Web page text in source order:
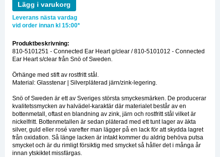
Lägg i varukorg
Leverans nästa vardag
vid order innan kl 15:00*
Produktbeskrivning:
810-5101251 - Connected Ear Heart g/clear / 810-5101012 - Connected
Ear Heart s/clear från Snö of Sweden.
Örhänge med stift av rostfritt stål.
Material: Glasstenar | Silverpläterad järn/zink-legering.
Snö of Sweden är ett av Sveriges största smyckesmärken. De producerar
kvalitetssmycken av halvädel-karaktär där materialet består av en
bottenmetall, oftast en blandning av zink, järn och rostfritt stål vilket är
nickelfritt. Bottenmetallen är sedan pläterad med ett tunt lager av äkta
silver, guld eller rosé varefter man lägger på en lack för att skydda lagret
från oxidation. Så länge lacken är intakt kommer du aldrig behöva putsa
smycket och är du rimligt försiktig med smycket så håller det i många år
innan ytskiktet missfärgas.